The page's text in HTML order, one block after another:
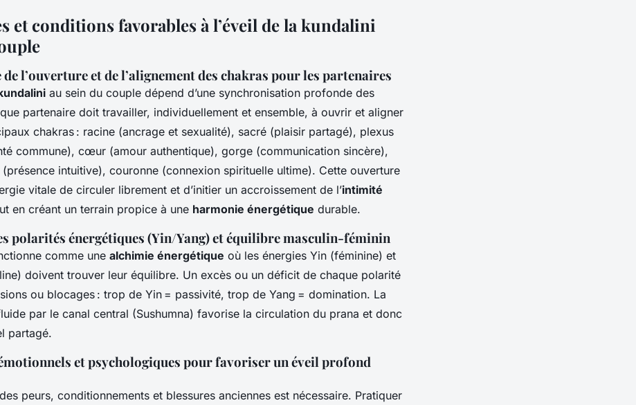
et conditions favorables à l’éveil de la kundalini
l’ouverture et de l’alignement des chakras pour les partenaires
au sein du couple dépend d’une synchronisation profonde des
partenaire doit travailler, individuellement et ensemble, à ouvrir et aligner
chakras : racine (ancrage et sexualité), sacré (plaisir partagé), plexus
commune), cœur (amour authentique), gorge (communication sincère),
intuitive), couronne (connexion spirituelle ultime). Cette ouverture
vitale de circuler librement et d’initier un accroissement de l’intimité
en créant un terrain propice à une harmonie énergétique durable.
polarités énergétiques (Yin/Yang) et équilibre masculin-féminin
comme une alchimie énergétique où les énergies Yin (féminine) et
doivent trouver leur équilibre. Un excès ou un déficit de chaque polarité
ou blocages : trop de Yin = passivité, trop de Yang = domination. La
par le canal central (Sushumna) favorise la circulation du prana et donc
partagé.
et psychologiques pour favoriser un éveil profond
peurs, conditionnements et blessures anciennes est nécessaire. Pratiquer